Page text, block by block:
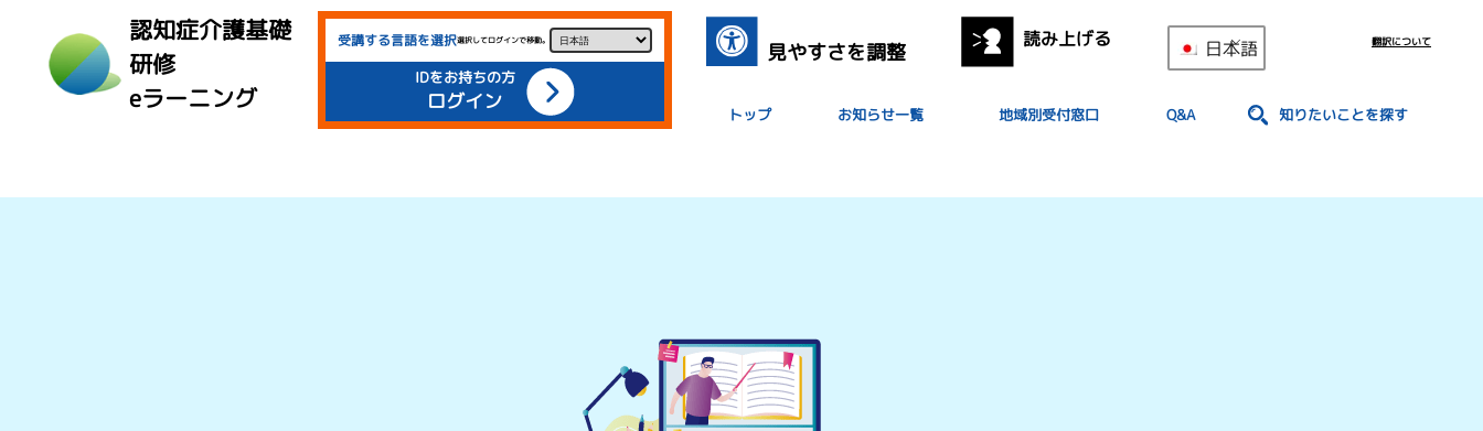
認知症介護基礎
研修
eラーニング
受講する言語を選択選択してログインで移動。
IDをお持ちの方
ログイン
見やすさを調整 読み上げる 日本語 翻訳について
トップ お知らせ一覧 地域別受付窓口 Q&A 知りたいことを探す